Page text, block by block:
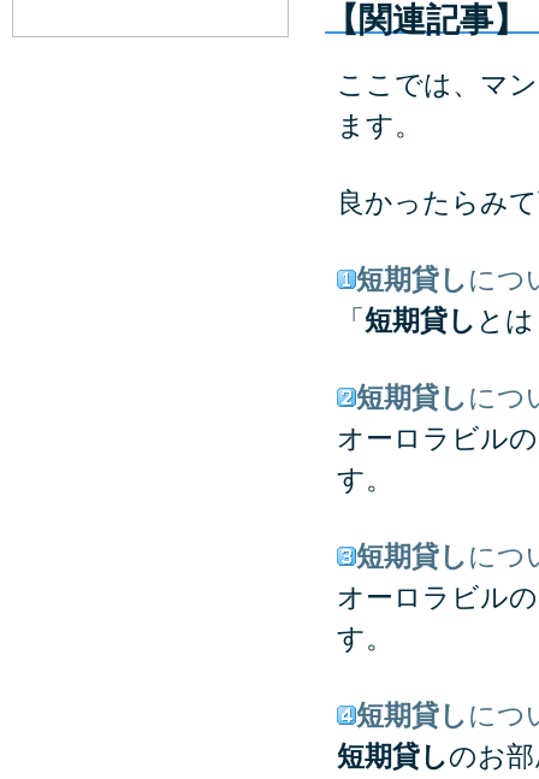
【関連記事】
ここでは、マ
ます。
良かったらみ
短期貸しに
「短期貸し と
短期貸しに
オーロラビル
す。
短期貸しに
オーロラビル
す。
短期貸しに
短期貸しのお